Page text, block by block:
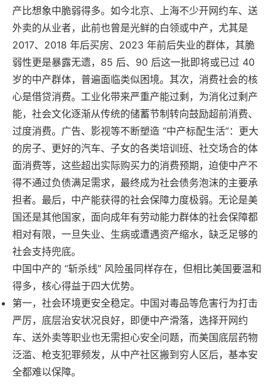
产比想象中脆弱得多。如今北京、上海不少开网约车、送
外卖的从业者，此前也曾是光鲜的白领或中产，尤其是
2017、2018 年后买房、2023 年前后失业的群体，其脆
弱性更是暴露无遗，85 后、90 后这一批即将或已过 40
岁的中产群体，普遍面临类似困境。其次，消费社会的核
心是借贷消费。工业化带来严重产能过剩，为消化过剩产
能，社会文化逐渐从传统的储蓄节制转向鼓励超前消费、
过度消费。广告、影视等不断塑造 “中产标配生活”：更大
的房子、更好的汽车、子女的各类培训班、社交场合的体
面消费等，这些超出实际购买力的消费预期，迫使中产不
得不通过负债满足需求，最终成为社会债务泡沫的主要承
担者。最后，中产能获得的社会保障力度极弱。无论是美
国还是其他国家，面向成年有劳动能力群体的社会保障都
相对有限，一旦失业、生病或遭遇资产缩水，缺乏足够的
社会支持兜底。
中国中产的 “斩杀线” 风险虽同样存在，但相比美国要温和
得多，核心得益于四大优势。
第一，社会环境更安全稳定。中国对毒品等危害行为打击
严厉，底层治安状况良好，即便中产滑落，选择开网约
车、送外卖等职业也无需担心安全问题，而美国底层药物
泛滥、枪支犯罪频发，从中产社区搬到穷人区后，基本安
全都难以保障。